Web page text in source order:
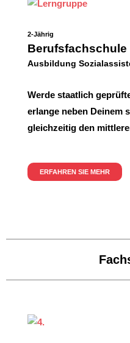
2-Jährig
Berufsfachschule
Ausbildung
Werde staatlich
erlange neben Deinem
gleichzeitig den
ERFAHREN SIE MEHR